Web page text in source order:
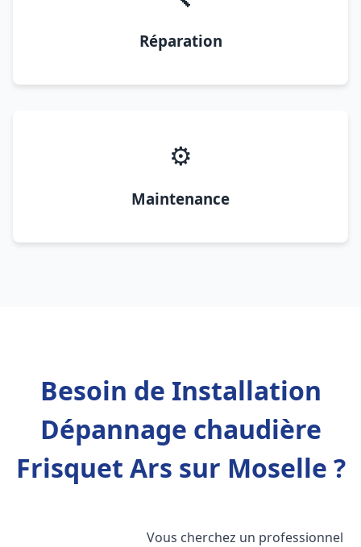
Réparation
⚙️
Maintenance
Besoin de Installation
Dépannage chaudière
Frisquet Ars sur Moselle ?
Vous cherchez un professionnel